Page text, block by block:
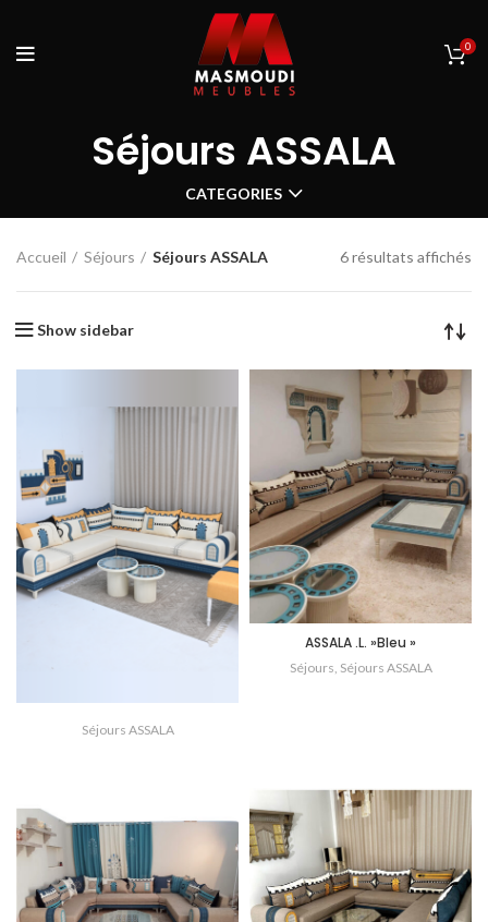
0
Séjours ASSALA
CATEGORIES
Accueil Séjours Séjours ASSALA 6 résultats affichés
Show sidebar
Séjours ASSALA
ASSALA .L. »Bleu »
Séjours Séjours ASSALA